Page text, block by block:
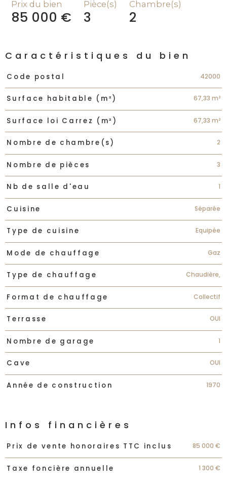
Prix du bien
85 000 €
Pièce(s)
3
Chambre(s)
2
Caractéristiques du bien
Caractéristiques Valeurs
Code postal 42000
Surface habitable (m²) 67,33 m²
Surface loi Carrez (m²) 67,33 m²
Nombre de chambre(s) 2
Nombre de pièces 3
Nb de salle d'eau 1
Cuisine Séparée
Type de cuisine Equipée
Mode de chauffage Gaz
Type de chauffage Chaudière,
Format de chauffage Collectif
Terrasse OUI
Nombre de garage 1
Cave OUI
Année de construction 1970
Infos financières
Caractéristiques Valeurs
Prix de vente honoraires TTC inclus 85 000 €
Taxe foncière annuelle 1 300 €